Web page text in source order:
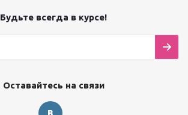
Будьте всегда в курсе!
Оставайтесь на связи